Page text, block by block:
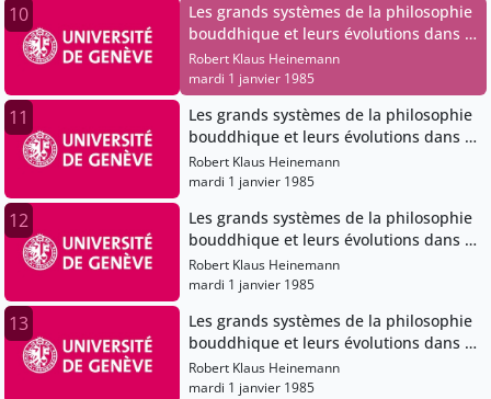
10
Les grands systèmes de la philosophie
bouddhique et leurs évolutions dans le
bouddhisme japonais
Robert Klaus Heinemann
mardi 1 janvier 1985
11
Les grands systèmes de la philosophie
bouddhique et leurs évolutions dans le
bouddhisme japonais
Robert Klaus Heinemann
mardi 1 janvier 1985
12
Les grands systèmes de la philosophie
bouddhique et leurs évolutions dans le
bouddhisme japonais
Robert Klaus Heinemann
mardi 1 janvier 1985
13
Les grands systèmes de la philosophie
bouddhique et leurs évolutions dans le
bouddhisme japonais
Robert Klaus Heinemann
mardi 1 janvier 1985